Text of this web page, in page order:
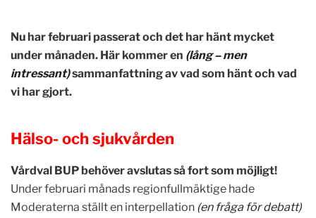
Nu har februari passerat och det har hänt mycket
under månaden. Här kommer en (lång – men
intressant)sammanfattning av vad som hänt och vad
vi har gjort.
Hälso- och sjukvården
Vårdval BUP behöver avslutas så fort som möjligt!
Under februari månads regionfullmäktige hade
Moderaterna ställt en interpellation (en fråga för debatt)